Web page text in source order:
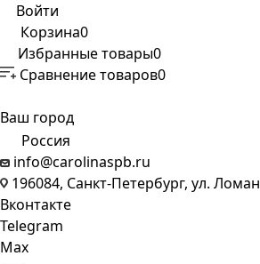
Войти
Корзина0
Избранные товары0
Сравнение товаров0
Ваш город
Россия
info@carolinaspb.ru
196084, Санкт-Петербург, ул.
Вконтакте
Telegram
Max